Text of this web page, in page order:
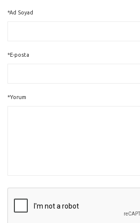
*Ad Soyad
*E-posta
*Yorum